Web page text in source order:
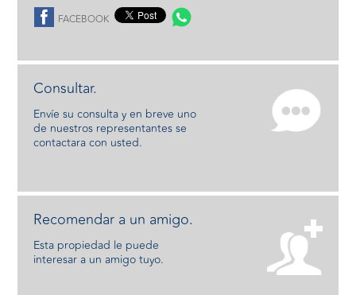
FACEBOOK
Consultar.
Envíe su consulta y en breve uno
de nuestros representantes se
contactara con usted.
Recomendar a un amigo.
Esta propiedad le puede
interesar a un amigo tuyo.